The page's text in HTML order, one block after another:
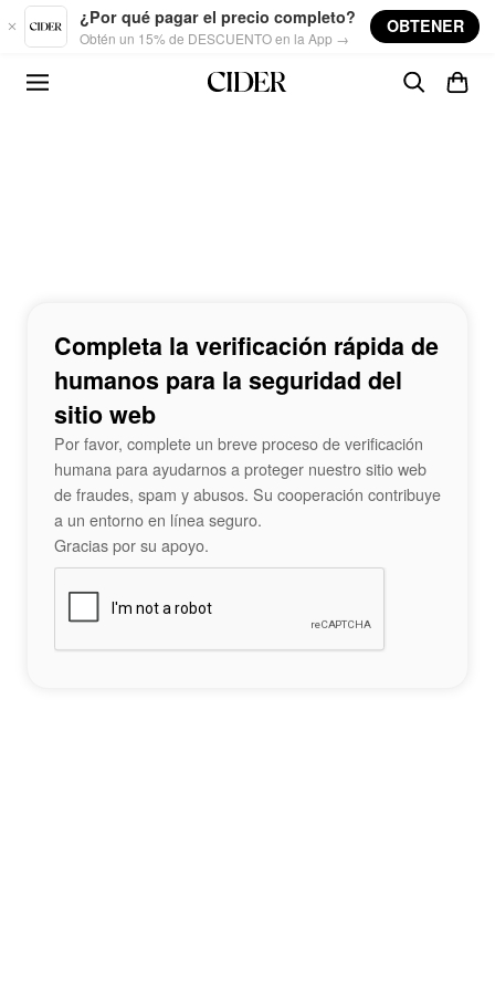
Skip to main content
¿Por qué pagar el precio completo?
Obtén un 15% de DESCUENTO en la App →
OBTENER
Completa la verificación rápida de
humanos para la seguridad del
sitio web
Por favor, complete un breve proceso de verificación
humana para ayudarnos a proteger nuestro sitio web
de fraudes, spam y abusos. Su cooperación contribuye
a un entorno en línea seguro.
Gracias por su apoyo.